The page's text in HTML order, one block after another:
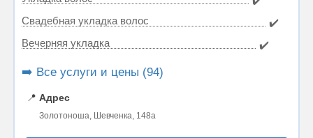
Свадебная укладка волос
✔️
Вечерняя укладка
✔️
➡️ Все услуги и цены (94)
📍 Адрес
Золотоноша, Шевченка, 148а